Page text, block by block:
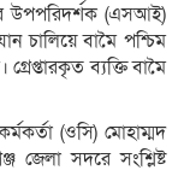
উপপরিদর্শক (এসআই)
চালিয়ে বামৈ পশ্চিম
ব্যক্তি বামৈ
(ওসি) মোহাম্মদ
জেলা সদরে সংশ্লিষ্ট